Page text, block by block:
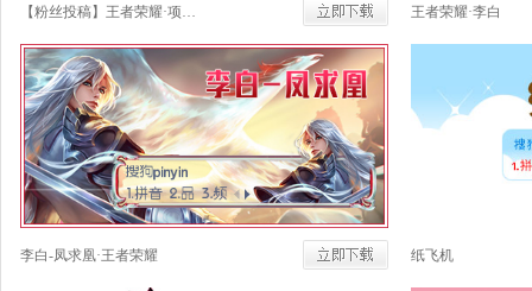
【粉丝投稿】王者荣耀·项羽·霸王 王者荣耀·李白
李白-凤求凰·王者荣耀 纸飞机